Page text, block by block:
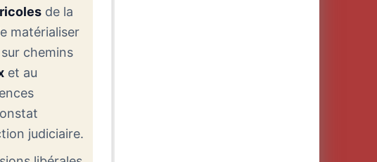
de la
matérialiser
sur chemins
et au
judiciaire.